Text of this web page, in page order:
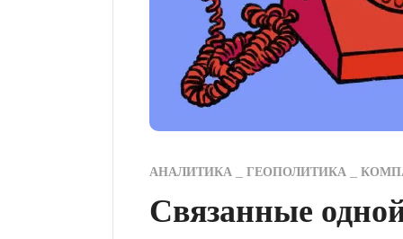
АНАЛИТИКА ГЕОПОЛИТИКА
Связанные